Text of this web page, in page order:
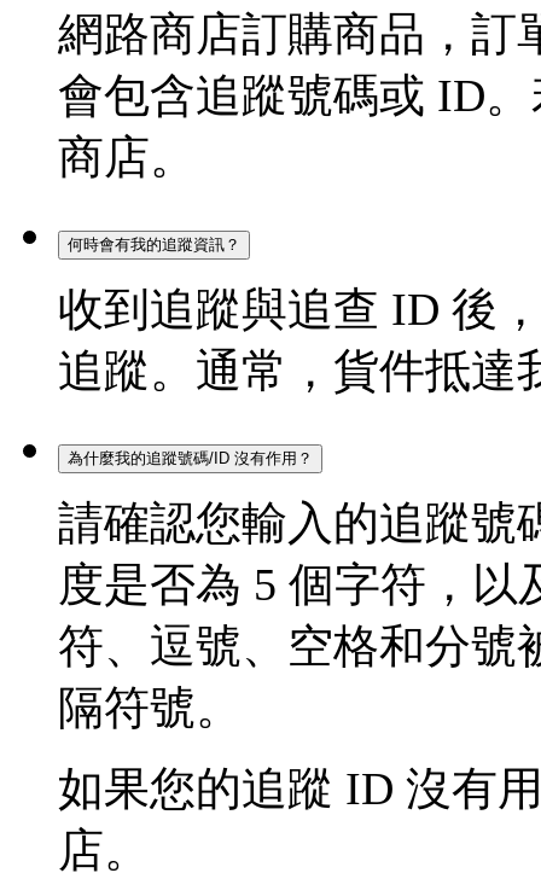
網路商店訂購商品，訂
會包含追蹤號碼或 ID
商店。
何時會有我的追蹤資訊？
收到追蹤與追查 ID 後
追蹤。通常，貨件抵達
為什麼我的追蹤號碼/ID 沒有作用？
請確認您輸入的追蹤號
度是否為 5 個字符，
符、逗號、空格和分號
隔符號。
如果您的追蹤 ID 沒有
店。